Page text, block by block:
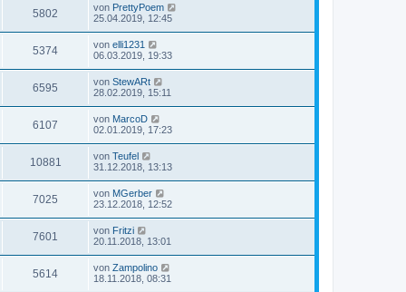
5802 von PrettyPoem
25.04.2019, 12:45
5374 von elli1231
06.03.2019, 19:33
6595 von StewARt
28.02.2019, 15:11
6107 von MarcoD
02.01.2019, 17:23
10881 von Teufel
31.12.2018, 13:13
7025 von MGerber
23.12.2018, 12:52
7601 von Fritzi
20.11.2018, 13:01
5614 von Zampolino
18.11.2018, 08:31